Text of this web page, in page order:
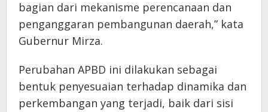
bagian dari mekanisme perencanaan dan
penganggaran pembangunan daerah,” kata
Gubernur Mirza.
Perubahan APBD ini dilakukan sebagai
bentuk penyesuaian terhadap dinamika dan
perkembangan yang terjadi, baik dari sisi